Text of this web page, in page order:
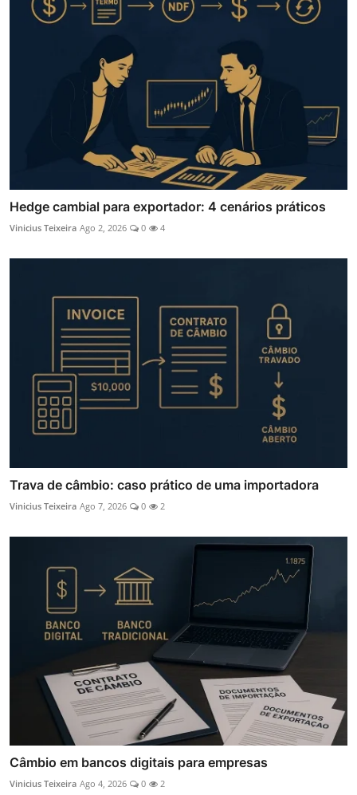
Hedge cambial para exportador: 4 cenários práticos
Vinicius Teixeira Ago 2, 2026 0 4
Trava de câmbio: caso prático de uma importadora
Vinicius Teixeira Ago 7, 2026 0 2
Câmbio em bancos digitais para empresas
Vinicius Teixeira Ago 4, 2026 0 2